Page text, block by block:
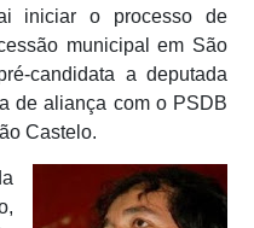
iniciar o processo de
municipal em São
candidata a deputada
de aliança com o PSDB
Castelo.